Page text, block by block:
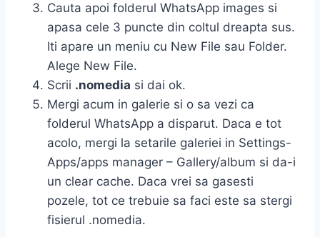
Cauta apoi folderul WhatsApp images si
apasa cele 3 puncte din coltul dreapta sus.
Iti apare un meniu cu New File sau Folder.
Alege New File.
Scrii .nomedia si dai ok.
Mergi acum in galerie si o sa vezi ca
folderul WhatsApp a disparut. Daca e tot
acolo, mergi la setarile galeriei in Settings-
Apps/apps manager – Gallery/album si da-i
un clear cache. Daca vrei sa gasesti
pozele, tot ce trebuie sa faci este sa stergi
fisierul .nomedia.